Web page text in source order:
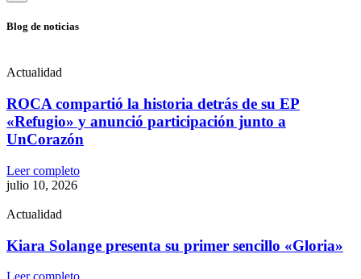
Blog de noticias
Actualidad
ROCA compartió la historia detrás de su EP
«Refugio» y anunció participación junto a
UnCorazón
Leer completo
julio 10, 2026
Actualidad
Kiara Solange presenta su primer sencillo «Gloria»